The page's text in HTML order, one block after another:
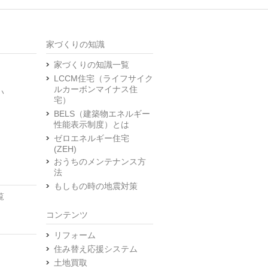
家づくりの知識
家づくりの知識一覧
LCCM住宅（ライフサイク
ルカーボンマイナス住
宅）
BELS（建築物エネルギー
性能表示制度）とは
ゼロエネルギー住宅
(ZEH)
おうちのメンテナンス方
法
もしもの時の地震対策
コンテンツ
リフォーム
住み替え応援システム
土地買取